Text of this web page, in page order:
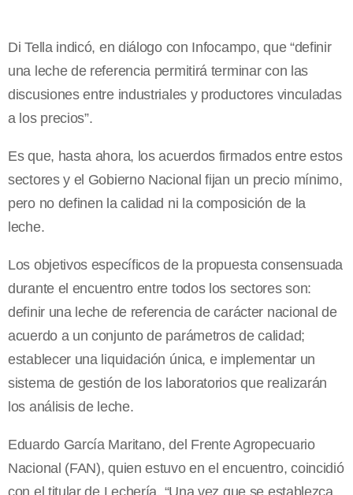
Di Tella indicó, en diálogo con Infocampo, que “definir
una leche de referencia permitirá terminar con las
discusiones entre industriales y productores vinculadas
a los precios”.
Es que, hasta ahora, los acuerdos firmados entre estos
sectores y el Gobierno Nacional fijan un precio mínimo,
pero no definen la calidad ni la composición de la
leche.
Los objetivos específicos de la propuesta consensuada
durante el encuentro entre todos los sectores son:
definir una leche de referencia de carácter nacional de
acuerdo a un conjunto de parámetros de calidad;
establecer una liquidación única, e implementar un
sistema de gestión de los laboratorios que realizarán
los análisis de leche.
Eduardo García Maritano, del Frente Agropecuario
Nacional (FAN), quien estuvo en el encuentro, coincidió